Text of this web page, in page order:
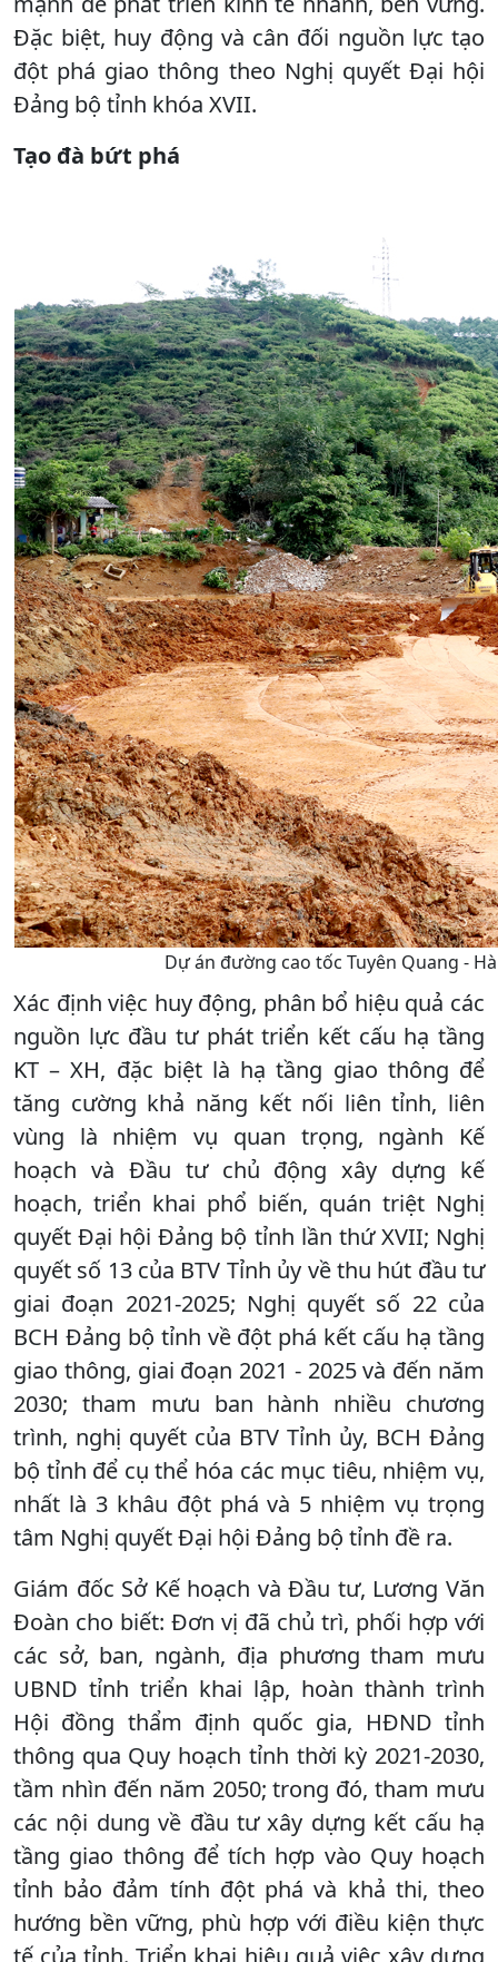
Đặc biệt, huy động và cân đối nguồn lực tạo
đột phá giao thông theo Nghị quyết Đại hội
Đảng bộ tỉnh khóa XVII.
Tạo đà bứt phá
Dự án đường cao tốc Tuyên Quang -
Xác định việc huy động, phân bổ hiệu quả các
nguồn lực đầu tư phát triển kết cấu hạ tầng
KT – XH, đặc biệt là hạ tầng giao thông để
tăng cường khả năng kết nối liên tỉnh, liên
vùng là nhiệm vụ quan trọng, ngành Kế
hoạch và Đầu tư chủ động xây dựng kế
hoạch, triển khai phổ biến, quán triệt Nghị
quyết Đại hội Đảng bộ tỉnh lần thứ XVII; Nghị
quyết số 13 của BTV Tỉnh ủy về thu hút đầu tư
giai đoạn 2021-2025; Nghị quyết số 22 của
BCH Đảng bộ tỉnh về đột phá kết cấu hạ tầng
giao thông, giai đoạn 2021 - 2025 và đến năm
2030; tham mưu ban hành nhiều chương
trình, nghị quyết của BTV Tỉnh ủy, BCH Đảng
bộ tỉnh để cụ thể hóa các mục tiêu, nhiệm vụ,
nhất là 3 khâu đột phá và 5 nhiệm vụ trọng
tâm Nghị quyết Đại hội Đảng bộ tỉnh đề ra.
Giám đốc Sở Kế hoạch và Đầu tư, Lương Văn
Đoàn cho biết: Đơn vị đã chủ trì, phối hợp với
các sở, ban, ngành, địa phương tham mưu
UBND tỉnh triển khai lập, hoàn thành trình
Hội đồng thẩm định quốc gia, HĐND tỉnh
thông qua Quy hoạch tỉnh thời kỳ 2021-2030,
tầm nhìn đến năm 2050; trong đó, tham mưu
các nội dung về đầu tư xây dựng kết cấu hạ
tầng giao thông để tích hợp vào Quy hoạch
tỉnh bảo đảm tính đột phá và khả thi, theo
hướng bền vững, phù hợp với điều kiện thực
tế của tỉnh. Triển khai hiệu quả việc xây dựng